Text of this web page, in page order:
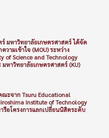
มหาวิทยาลัยเกษตรศาสตร์ ได้จัด
ามเข้าใจ (MOU) ระหว่าง
of Science and Technology
มหาวิทยาลัยเกษตรศาสตร์ (KU)
ะจาก Tsuru Educational
Institute of Technology
อโครงการแลกเปลี่ยนนิสิตระดับ